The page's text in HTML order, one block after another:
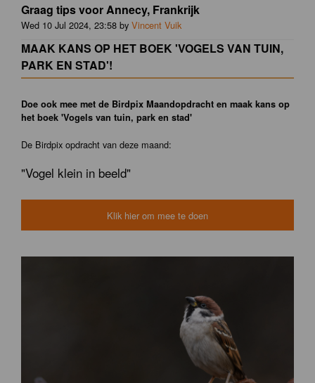
Graag tips voor Annecy, Frankrijk
Wed 10 Jul 2024, 23:58 by Vincent Vuik
MAAK KANS OP HET BOEK 'VOGELS VAN TUIN,
PARK EN STAD'!
Doe ook mee met de Birdpix Maandopdracht en maak kans op
het boek 'Vogels van tuin, park en stad'
De Birdpix opdracht van deze maand:
"Vogel klein in beeld"
Klik hier om mee te doen